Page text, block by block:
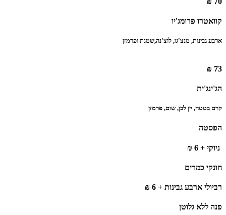
קוואטרו פרומג'יו
‏ארבע גבינות, מנצ'גו, לוצ'נה,‏שמנת ופרמזן
73 ₪
הג'ינג'ית
‏קרם בטטה, יין לבן, שום, פרמזן
הפסטה
‫ ניוקי + 6 ₪
חונקי כמרים
רביולי ארבע גבינות + 6 ₪
פנה ללא גלוטן